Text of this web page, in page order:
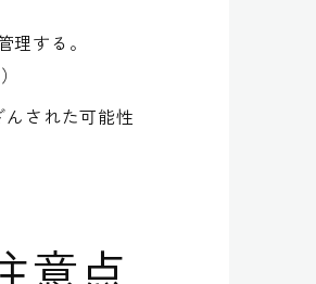
する。
された可能性